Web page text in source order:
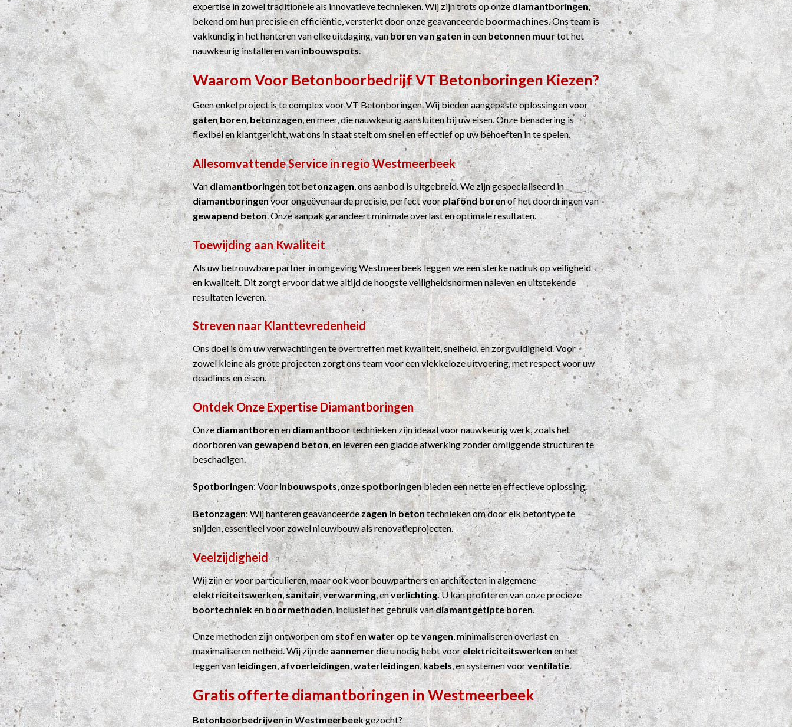
expertise in zowel traditionele als innovatieve technieken. Wij zijn trots op onzediamantboringen,
bekend om hun precisie en efficiëntie, versterkt door onze geavanceerdeboormachines. Ons team is
vakkundig in het hanteren van elke uitdaging, vanboren van gatenin eenbetonnen muurtot het
nauwkeurig installeren vaninbouwspots.
Waarom VoorBetonboorbedrijfVT Betonboringen Kiezen?
Geen enkel project is te complex voor VT Betonboringen. Wij bieden aangepaste oplossingen voor
gaten boren,betonzagen, en meer, die nauwkeurig aansluiten bij uw eisen. Onze benadering is
flexibel en klantgericht, wat ons in staat stelt om snel en effectief op uw behoeften in te spelen.
Allesomvattende Service in regio Westmeerbeek
Vandiamantboringentotbetonzagen, ons aanbod is uitgebreid. We zijn gespecialiseerd in
diamantboringenvoor ongeëvenaarde precisie, perfect voorplafond borenof het doordringen van
gewapend beton. Onze aanpak garandeert minimale overlast en optimale resultaten.
Toewijding aan Kwaliteit
Als uw betrouwbare partner in omgeving Westmeerbeek leggen we een sterke nadruk op veiligheid
en kwaliteit. Dit zorgt ervoor dat we altijd de hoogste veiligheidsnormen naleven en uitstekende
resultaten leveren.
Streven naar Klanttevredenheid
Ons doel is om uw verwachtingen te overtreffen met kwaliteit, snelheid, en zorgvuldigheid. Voor
zowel kleine als grote projecten zorgt ons team voor een vlekkeloze uitvoering, met respect voor uw
deadlines en eisen.
Ontdek Onze ExpertiseDiamantboringen
Onzediamantborenendiamantboortechnieken zijn ideaal voor nauwkeurig werk, zoals het
doorboren vangewapend beton, en leveren een gladde afwerking zonder omliggende structuren te
beschadigen.
Spotboringen: Voorinbouwspots, onzespotboringenbieden een nette en effectieve oplossing.
Betonzagen: Wij hanteren geavanceerdezagen in betontechnieken om door elk betontype te
snijden, essentieel voor zowel nieuwbouw als renovatieprojecten.
Veelzijdigheid
Wij zijn er voor particulieren, maar ook voor bouwpartners en architecten in algemene
elektriciteitswerken,sanitair,verwarming, enverlichting.U kan profiteren van onze precieze
boortechniekenboormethoden, inclusief het gebruik vandiamantgetipte boren.
Onze methoden zijn ontworpen om stof en water op te vangen, minimaliseren overlast en
maximaliseren netheid. Wij zijn deaannemerdie u nodig hebt voorelektriciteitswerkenen het
leggen vanleidingen,afvoerleidingen,waterleidingen,kabels, en systemen voorventilatie.
Gratis offerte diamantboringen in Westmeerbeek
Betonboorbedrijven in Westmeerbeekgezocht?